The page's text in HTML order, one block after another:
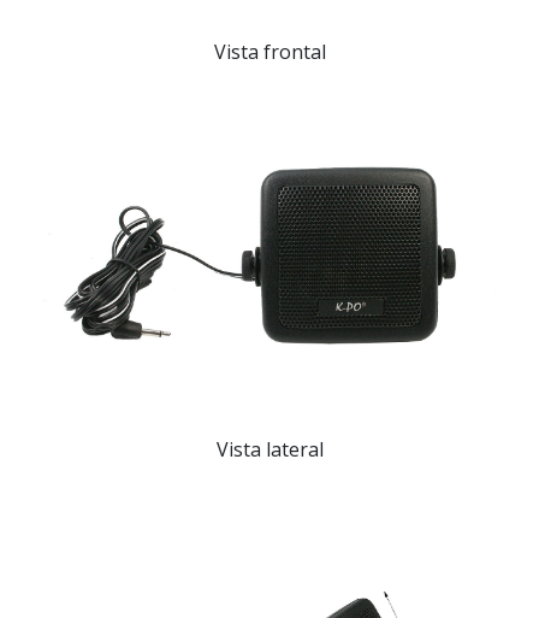
Vista frontal
Vista lateral